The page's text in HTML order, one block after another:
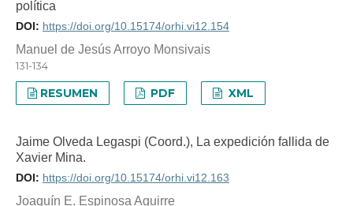
política
DOI: https://doi.org/10.15174/orhi.vi12.154
Manuel de Jesús Arroyo Monsivais
131-134
RESUMEN PDF XML
Jaime Olveda Legaspi (Coord.), La expedición fallida de
Xavier Mina.
DOI: https://doi.org/10.15174/orhi.vi12.163
Joaquín E. Espinosa Aguirre